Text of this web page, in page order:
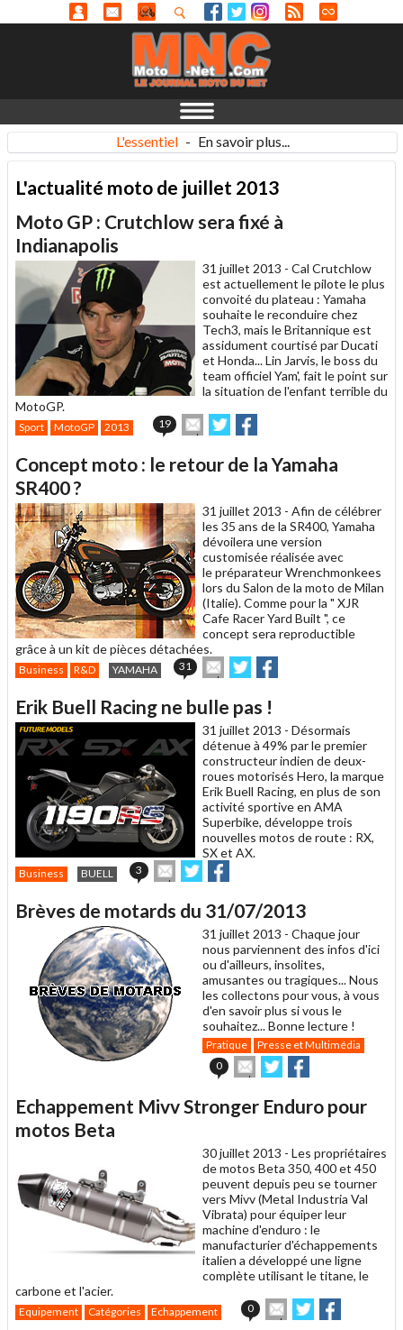
L'essentiel - En savoir plus...
L'actualité moto de juillet 2013
Moto GP : Crutchlow sera fixé à
Indianapolis
31 juillet 2013 - Cal Crutchlow
est actuellement le pilote le plus
convoité du plateau : Yamaha
souhaite le reconduire chez
Tech3, mais le Britannique est
assidument courtisé par Ducati
et Honda... Lin Jarvis, le boss du
team officiel Yam', fait le point sur
la situation de l'enfant terrible du
MotoGP.
Sport MotoGP 2013 19
Envoyer
cet
à
Partager
sur sur
Concept moto : le retour de la Yamaha
SR400 ?
31 juillet 2013 - Afin de célébrer
les 35 ans de la SR400, Yamaha
dévoilera une version
customisée réalisée avec
le préparateur Wrenchmonkees
lors du Salon de la moto de Milan
(Italie). Comme pour la " XJR
Cafe Racer Yard Built ", ce
concept sera reproductible
grâce à un kit de pièces détachées.
Business R&D YAMAHA 31
Envoyer
cet
à
un
ami
Partager
sur sur
Erik Buell Racing ne bulle pas !
31 juillet 2013 - Désormais
détenue à 49% par le premier
constructeur indien de deux-
roues motorisés Hero, la marque
Erik Buell Racing, en plus de son
activité sportive en AMA
Superbike, développe trois
nouvelles motos de route : RX,
SX et AX.
Business BUELL 3
Envoyer
cet
à
ami
Partager
sur sur
Brèves de motards du 31/07/2013
31 juillet 2013 - Chaque jour
nous parviennent des infos d'ici
ou d'ailleurs, insolites,
amusantes ou tragiques... Nous
les collectons pour vous, à vous
d'en savoir plus si vous le
souhaitez... Bonne lecture !
Pratique
Presse et Multimédia
0
Envoyer
cet
à
Partager
sur sur
Echappement Mivv Stronger Enduro pour
motos Beta
30 juillet 2013 - Les propriétaires
de motos Beta 350, 400 et 450
peuvent depuis peu se tourner
vers Mivv (Metal Industria Val
Vibrata) pour équiper leur
machine d'enduro : le
manufacturier d'échappements
italien a développé une ligne
complète utilisant le titane, le
carbone et l'acier.
Equipement Catégories Echappement 0
Envoyer
cet
Partager
sur sur